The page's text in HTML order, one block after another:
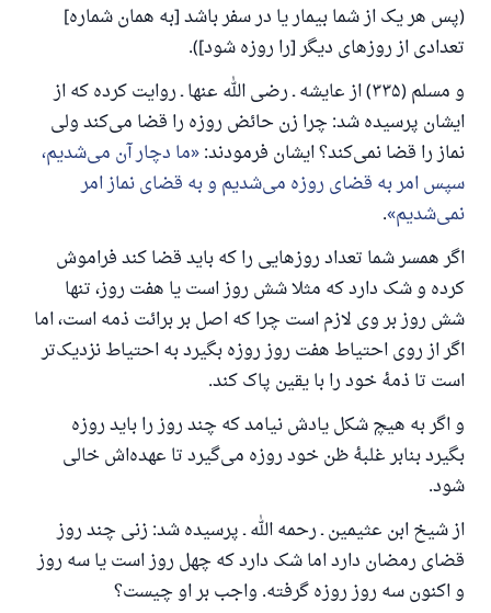
(پس هر یک از شما بیمار یا در سفر باشد [به همان شماره]
تعدادی از روزهای دیگر [را روزه شود]).
و مسلم (۳۳۵) از عایشه ـ رضی الله عنها ـ روایت کرده که از
ایشان پرسیده شد: چرا زن حائض روزه را قضا می‌کند ولی
نماز را قضا نمی‌کند؟ ایشان فرمودند: ما دچار آن می‌شدیم،
سپس امر به قضای روزه می‌شدیم و به قضای نماز امر
نمی‌شدیم .
اگر همسر شما تعداد روزهایی را که باید قضا کند فراموش
کرده و شک دارد که مثلا شش روز است یا هفت روز، تنها
شش روز بر وی لازم است چرا که اصل بر برائت ذمه است، اما
اگر از روی احتیاط هفت روز روزه بگیرد به احتیاط نزدیک‌تر
است تا ذمهٔ خود را با یقین پاک کند.
و اگر به هیچ شکل یادش نیامد که چند روز را باید روزه
بگیرد بنابر غلبهٔ ظن خود روزه می‌گیرد تا عهده‌اش خالی
شود.
از شیخ ابن عثیمین ـ رحمه الله ـ پرسیده شد: زنی چند روز
قضای رمضان دارد اما شک دارد که چهل روز است یا سه روز
و اکنون سه روز روزه گرفته. واجب بر او چیست؟
پاسخ شمارهٔ ۱۱۰۸۴۵ یک زندگی زناشویی
را نجات داد.
از پرسش تا پاسخ، کمک مالی شما «اسلام سوال و جواب» را
یاری می‌دهد.
رسول الله صلی الله علیه وسلم می‌فرماید
آنکه به سوی خیری راهنمایی کند مانند پاداش انجام
دهنده‌اش را خواهد داشت
(مسلم: ۱۸۹۳)